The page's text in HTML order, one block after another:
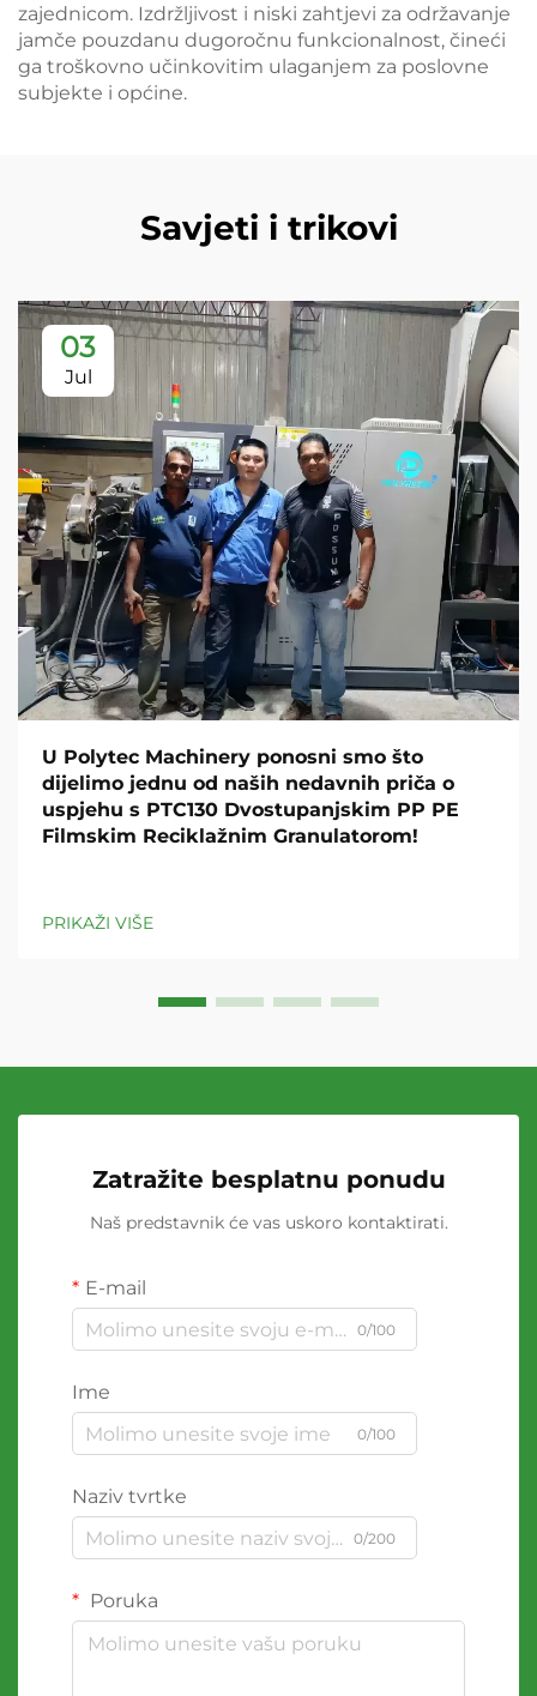
zajednicom. Izdržljivost i niski zahtjevi za održavanje
jamče pouzdanu dugoročnu funkcionalnost, čineći
ga troškovno učinkovitim ulaganjem za poslovne
subjekte i općine.
Savjeti i trikovi
03
Jul
U Polytec Machinery ponosni smo što
dijelimo jednu od naših nedavnih priča o
uspjehu s PTC130 Dvostupanjskim PP PE
Filmskim Reciklažnim Granulatorom!
PRIKAŽI VIŠE
Zatražite besplatnu ponudu
Naš predstavnik će vas uskoro kontaktirati.
E-mail
0/100
Ime
0/100
Naziv tvrtke
0/200
Poruka